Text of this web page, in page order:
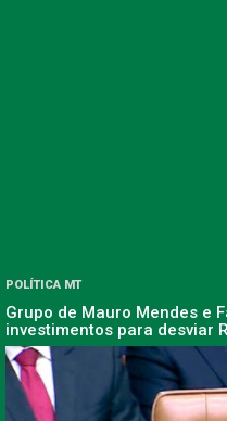
POLÍTICA MT
Grupo de Mauro Mendes e
investimentos para desviar